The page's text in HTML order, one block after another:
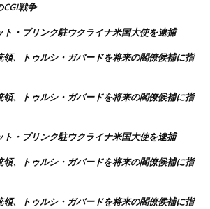
CGI戦争
ト・ブリンク駐ウクライナ米国大使を逮捕
領、トゥルシ・ガバードを将来の閣僚候補に指
領、トゥルシ・ガバードを将来の閣僚候補に指
ト・ブリンク駐ウクライナ米国大使を逮捕
領、トゥルシ・ガバードを将来の閣僚候補に指
領、トゥルシ・ガバードを将来の閣僚候補に指